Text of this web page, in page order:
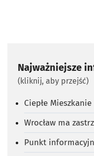
Najważniejsze
(kliknij, aby przejść)
Ciepłe
Wrocław ma
Punkt